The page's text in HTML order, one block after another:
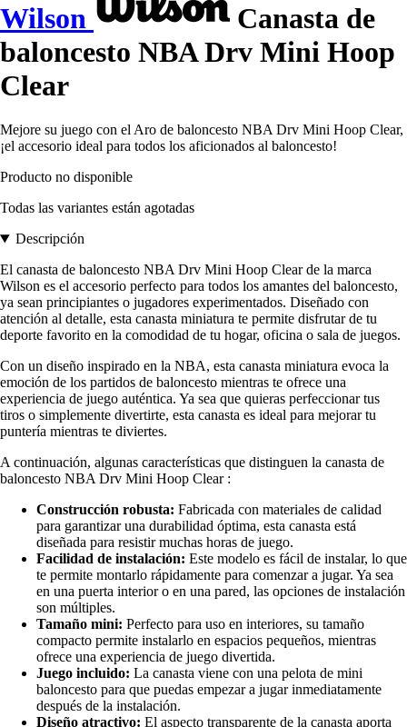
Wilson
Canasta de
baloncesto NBA Drv Mini Hoop
Clear
Mejore su juego con el Aro de baloncesto NBA Drv Mini Hoop Clear,
¡el accesorio ideal para todos los aficionados al baloncesto!
Producto no disponible
Todas las variantes están agotadas
Descripción
El canasta de baloncesto NBA Drv Mini Hoop Clear de la marca
Wilson es el accesorio perfecto para todos los amantes del baloncesto,
ya sean principiantes o jugadores experimentados. Diseñado con
atención al detalle, esta canasta miniatura te permite disfrutar de tu
deporte favorito en la comodidad de tu hogar, oficina o sala de juegos.
Con un diseño inspirado en la NBA, esta canasta miniatura evoca la
emoción de los partidos de baloncesto mientras te ofrece una
experiencia de juego auténtica. Ya sea que quieras perfeccionar tus
tiros o simplemente divertirte, esta canasta es ideal para mejorar tu
puntería mientras te diviertes.
A continuación, algunas características que distinguen la canasta de
baloncesto NBA Drv Mini Hoop Clear :
Construcción robusta: Fabricada con materiales de calidad
para garantizar una durabilidad óptima, esta canasta está
diseñada para resistir muchas horas de juego.
Facilidad de instalación: Este modelo es fácil de instalar, lo que
te permite montarlo rápidamente para comenzar a jugar. Ya sea
en una puerta interior o en una pared, las opciones de instalación
son múltiples.
Tamaño mini: Perfecto para uso en interiores, su tamaño
compacto permite instalarlo en espacios pequeños, mientras
ofrece una experiencia de juego divertida.
Juego incluido: La canasta viene con una pelota de mini
baloncesto para que puedas empezar a jugar inmediatamente
después de la instalación.
Diseño atractivo: El aspecto transparente de la canasta aporta